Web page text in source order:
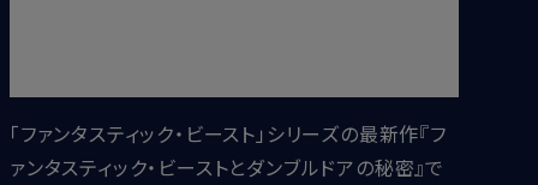
「ファンタスティック・ビースト」シリーズの最新作『フ
ァンタスティック・ビーストとダンブルドアの秘密』で